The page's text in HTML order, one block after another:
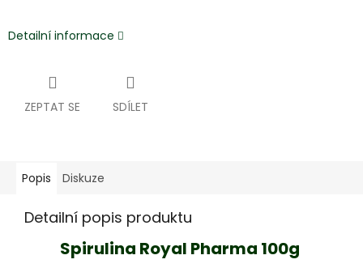
Detailní informace
ZEPTAT SE SDÍLET
Popis Diskuze
Detailní popis produktu
Spirulina Royal Pharma 100g